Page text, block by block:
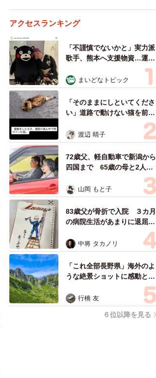
アクセスランキング
「不謹慎でないかと」実力派
歌手、熊本へ支援物資…運搬
トラックの車体デザインにた
めらい 「痛いほど伝わる」
「行動され立派」
まいどなトピック
「そのままにしといてくださ
い」道路で動けない猫を前に
返された一言… 懸命に生き
ようとした4日間 「命の重
さはみんな同じ」保護団体代
表の訴え
渡辺 晴子
72歳父、軽自動車で新潟から
四国まで 65歳の母と2人で
3泊4日の旅 パーキングの休
憩まで分刻み… 「大学生で
も組まねえよ！」
山岡 もと子
83歳父が骨折で入院 ３カ月
の病院生活があまりに退屈で
い！」→スケッチブックを見
た家族が仰天「これ、売れま
すよ…」
中将 タカノリ
「これ全部長野県」海外のよ
うな絶景ショットに感動と反
響「離れてからいいところだ
ったんだって気づいた」
行橋 友
６位以降を見る